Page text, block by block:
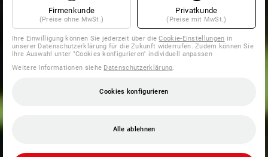
Firmenkunde
(Preise ohne MwSt.)
Privatkunde
(Preise mit MwSt.)
Ihre Einwilligung können Sie jederzeit über dieCookie-Einstellungen in
unserer Datenschutzerklärung für die Zukunft widerrufen. Zudem können Sie
Ihre Auswahl unter "Cookies konfigurieren" individuell anpassen
Weitere Informationen siehe Datenschutzerklärung
Cookies konfigurieren
Alle ablehnen